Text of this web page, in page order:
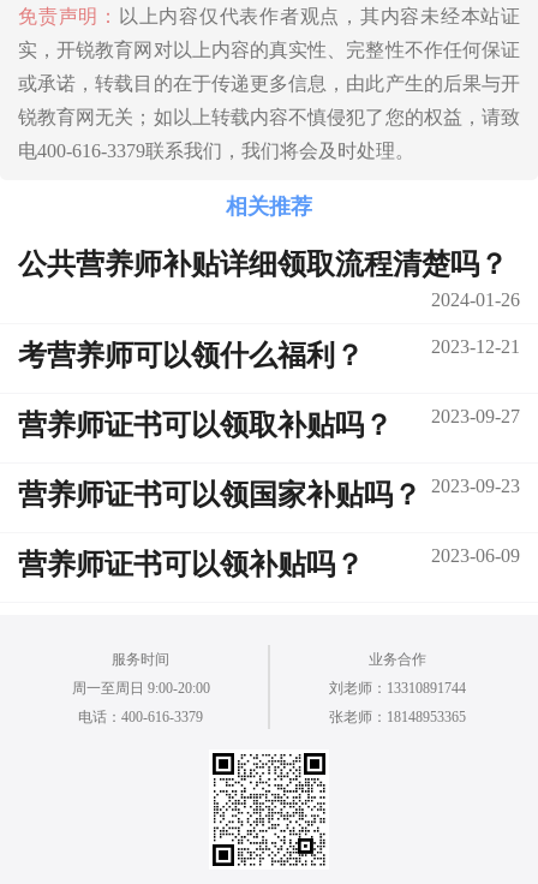
免责声明：
以上内容仅代表作者观点，其内容未经本站证
实，开锐教育网对以上内容的真实性、完整性不作任何保证
或承诺，转载目的在于传递更多信息，由此产生的后果与开
锐教育网无关；如以上转载内容不慎侵犯了您的权益，请致
电400-616-3379联系我们，我们将会及时处理。
相关推荐
公共营养师补贴详细领取流程清楚吗？
2024-01-26
考营养师可以领什么福利？ 2023-12-21
营养师证书可以领取补贴吗？ 2023-09-27
营养师证书可以领国家补贴吗？ 2023-09-23
营养师证书可以领补贴吗？ 2023-06-09
服务时间
周一至周日 9:00-20:00
电话：400-616-3379
业务合作
刘老师：13310891744
张老师：18148953365